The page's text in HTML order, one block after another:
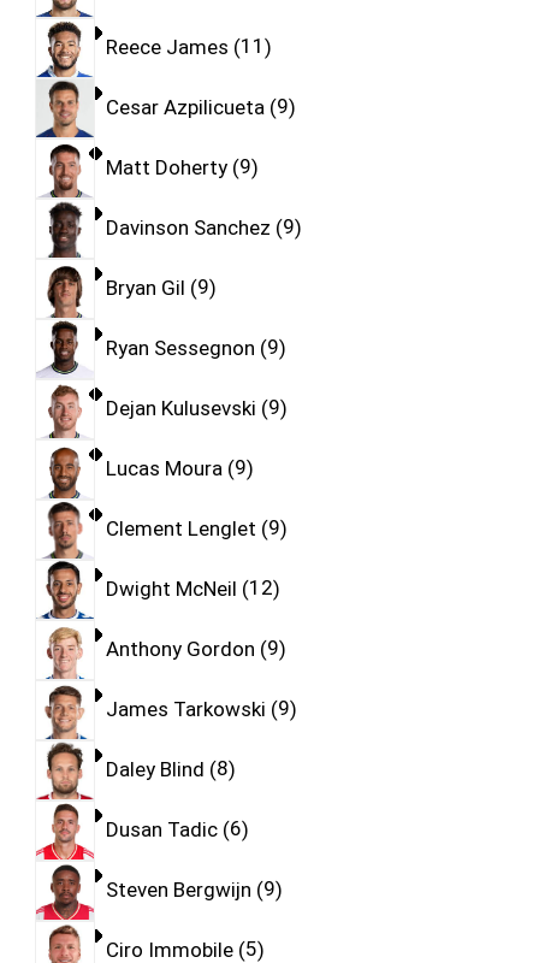
Reece James 11
Cesar Azpilicueta 9
Matt Doherty 9
Davinson Sanchez 9
Bryan Gil 9
Ryan Sessegnon 9
Dejan Kulusevski 9
Lucas Moura 9
Clement Lenglet 9
Dwight McNeil 12
Anthony Gordon 9
James Tarkowski 9
Daley Blind 8
Dusan Tadic 6
Steven Bergwijn 9
Ciro Immobile 5